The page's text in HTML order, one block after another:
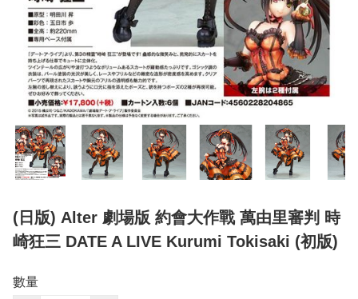
(日版) Alter 劇場版 約會大作戰 萬由里審判 時
崎狂三 DATE A LIVE Kurumi Tokisaki (初版)
數量